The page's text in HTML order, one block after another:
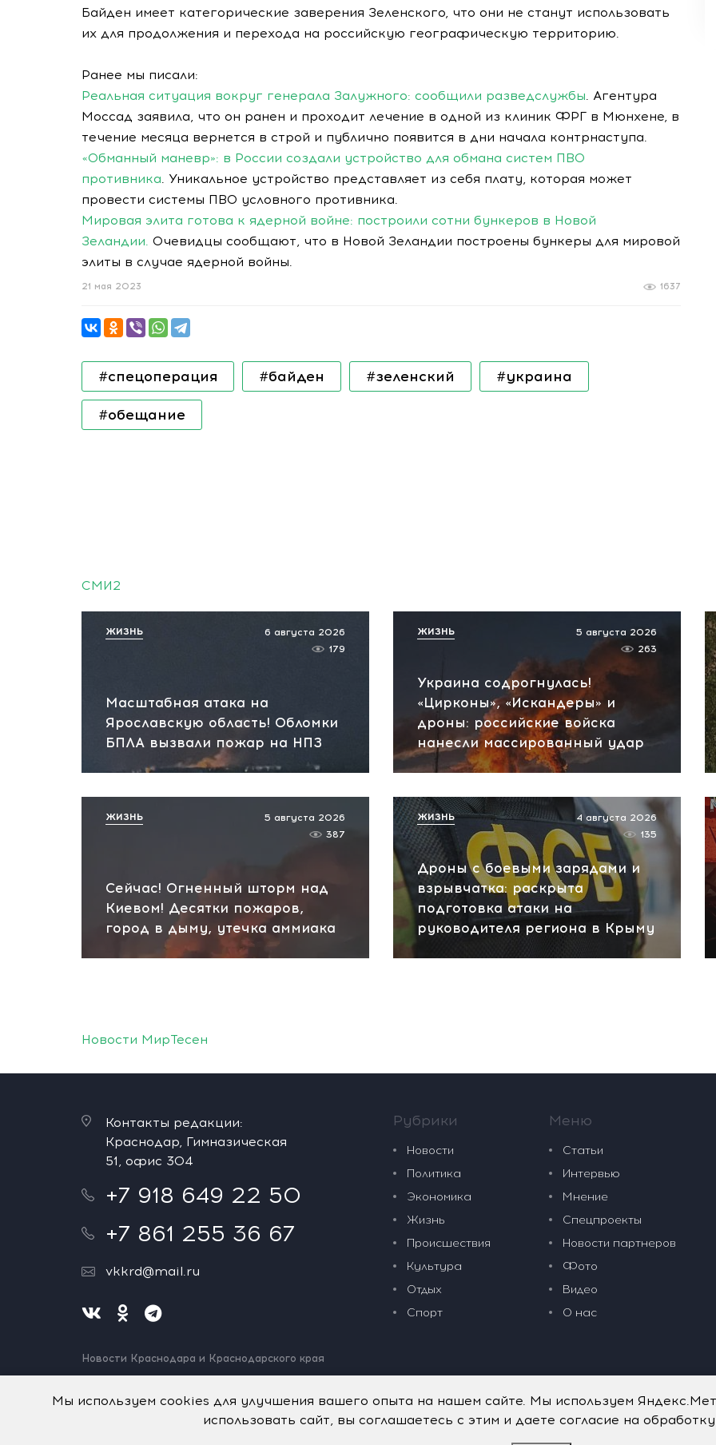
Байден имеет категорические заверения Зеленского, что они не станут использовать
их для продолжения и перехода на российскую географическую территорию.
Ранее мы писали:
Реальная ситуация вокруг генерала Залужного: сообщили разведслужбы. Агентура
Моссад заявила, что он ранен и проходит лечение в одной из клиник ФРГ в Мюнхене, в
течение месяца вернется в строй и публично появится в дни начала контрнаступа.
«Обманный маневр»: в России создали устройство для обмана систем ПВО
противника. Уникальное устройство представляет из себя плату, которая может
провести системы ПВО условного противника.
Мировая элита готова к ядерной войне: построили сотни бункеров в Новой
Зеландии. Очевидцы сообщают, что в Новой Зеландии построены бункеры для мировой
элиты в случае ядерной войны.
1637
21 мая 2023
#спецоперация #байден #зеленский #украина
#обещание
СМИ2
Масштабная атака на
Ярославскую область! Обломки
БПЛА вызвали пожар на НПЗ
6 августа 2026
179
ЖИЗНЬ
Украина содрогнулась!
«Цирконы», «Искандеры» и
дроны: российские войска
нанесли массированный удар
5 августа 2026
263
ЖИЗНЬ
Сейчас! Огненный шторм над
Киевом! Десятки пожаров,
город в дыму, утечка аммиака
5 августа 2026
387
ЖИЗНЬ
Дроны с боевыми зарядами и
взрывчатка: раскрыта
подготовка атаки на
руководителя региона в Крыму
4 августа 2026
135
ЖИЗНЬ
Новости МирТесен
Контакты редакции:
Краснодар, Гимназическая
51, офис 304
+7 918 649 22 50
+7 861 255 36 67
vkkrd@mail.ru
Новости Краснодара и Краснодарского края
Нашли ошибку? Выделите и нажмите Ctrl+Enter.
Рубрики
Новости
Политика
Экономика
Жизнь
Происшествия
Культура
Отдых
Спорт
Меню
Статьи
Интервью
Мнение
Спецпроекты
Новости партнеров
Фото
Видео
О нас
Мы используем cookies для улучшения вашего опыта на нашем сайте. Мы используем
использовать сайт, вы соглашаетесь с этим и даете согласие на